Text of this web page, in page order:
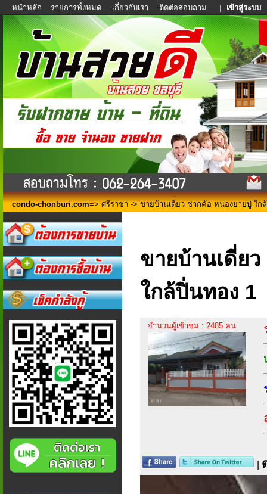
หน้าหลัก รายการทั้งหมด เกี่ยวกับเรา ติดต่อสอบถาม | เข้าสู่ระบบ
condo-chonburi.com=> ศรีราชา -> ขายบ้านเดี่ยว ชากค้อ หนองยายบู่ ใก
ขายบ้านเดี่ย
ใกล้ปิ่นทอง 1
จำนวนผู้เข้าชม : 2485 คน